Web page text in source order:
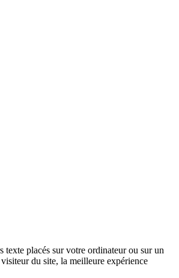
placés sur votre ordinateur ou sur un
du site, la meilleure expérience